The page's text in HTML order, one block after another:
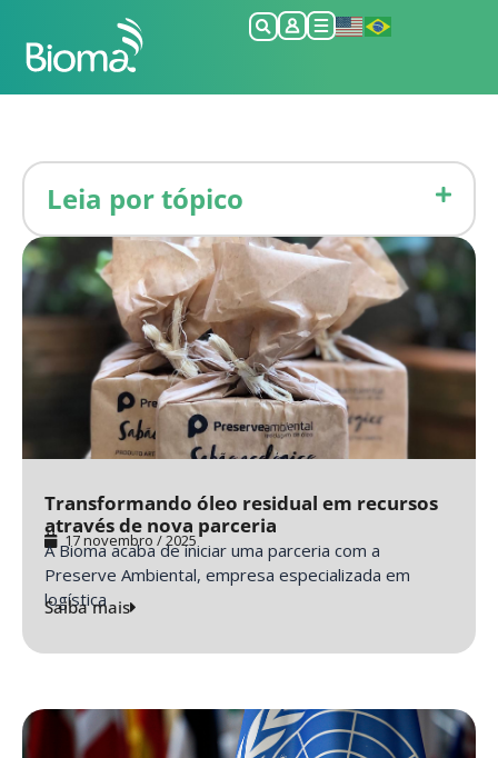
Leia por tópico
Transformando óleo residual em recursos
através de nova parceria
17 novembro / 2025
A Bioma acaba de iniciar uma parceria com a
Preserve Ambiental, empresa especializada em
logística
Saiba mais